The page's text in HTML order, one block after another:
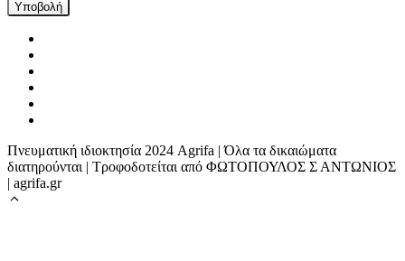
Υποβολή
Πνευματική ιδιοκτησία 2024 Agrifa | Όλα τα δικαιώματα
διατηρούνται | Τροφοδοτείται από ΦΩΤΟΠΟΥΛΟΣ Σ ΑΝΤΩΝΙΟΣ
| agrifa.gr